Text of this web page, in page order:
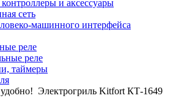
и аксессуары
сеть
машинного интерфейса
реле
реле
таймеры
Электрогриль Kitfort КТ-1649